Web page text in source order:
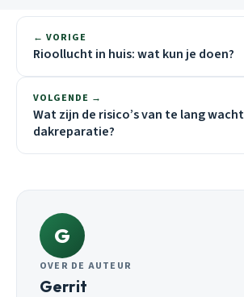
← VORIGE
Rioollucht in huis: wat kun je doen?
VOLGENDE →
Wat zijn de risico’s van te lang
dakreparatie?
G
OVER DE AUTEUR
Gerrit